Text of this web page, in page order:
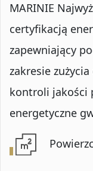
MARINIE
certyfikacją
zapewniający
zakresie
kontroli jakości
energetyczne